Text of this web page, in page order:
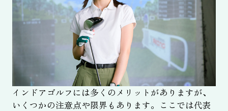
インドアゴルフには多くのメリットがありますが、
いくつかの注意点や限界もあります。ここでは代表